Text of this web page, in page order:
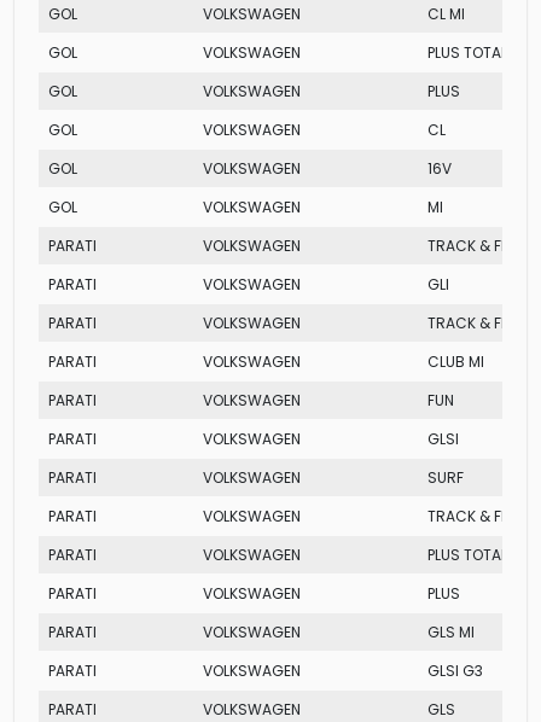
GOL
VOLKSWAGEN
CL MI
GOL
VOLKSWAGEN
PLUS TOTAL FLEX
GOL
VOLKSWAGEN
PLUS
GOL
VOLKSWAGEN
CL
GOL
VOLKSWAGEN
16V
GOL
VOLKSWAGEN
MI
PARATI
VOLKSWAGEN
TRACK & FIELD
PARATI
VOLKSWAGEN
GLI
PARATI
VOLKSWAGEN
TRACK & FIELD
PARATI
VOLKSWAGEN
CLUB MI
PARATI
VOLKSWAGEN
FUN
PARATI
VOLKSWAGEN
GLSI
PARATI
VOLKSWAGEN
SURF
PARATI
VOLKSWAGEN
TRACK & FIELD
PARATI
VOLKSWAGEN
PLUS TOTAL FLEX
PARATI
VOLKSWAGEN
PLUS
PARATI
VOLKSWAGEN
GLS MI
PARATI
VOLKSWAGEN
GLSI G3
PARATI
VOLKSWAGEN
GLS